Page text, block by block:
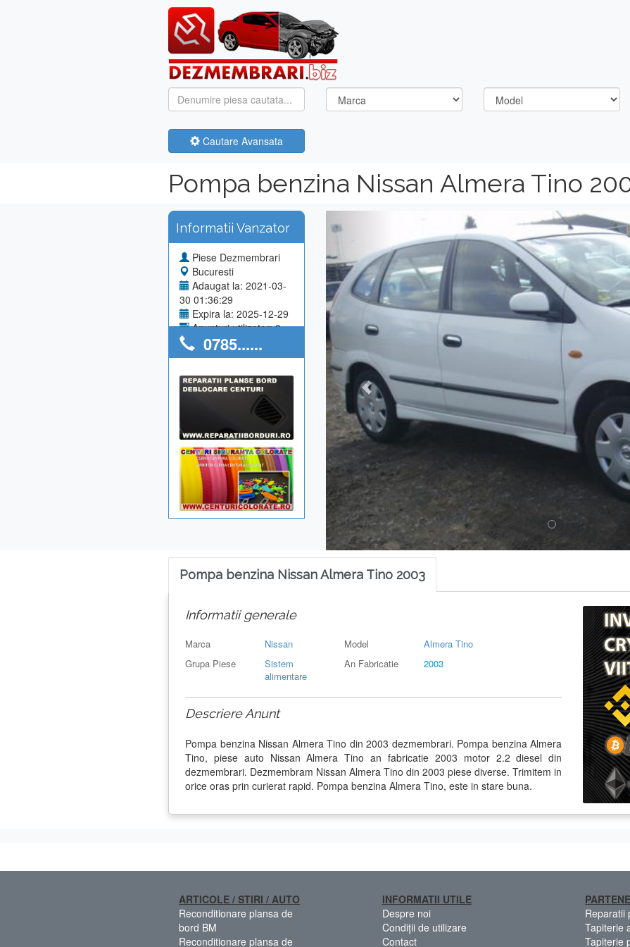
Cautare Avansata
Pompa benzina Nissan Almera Tino
Informatii Vanzator
Piese Dezmembrari
Bucuresti
Adaugat la: 2021-03-
30 01:36:29
Expira la: 2025-12-29
Anunturi utilizator: 0
0785......
Pompa benzina Nissan Almera Tino 2003
Informatii generale
Marca Nissan Model
Almera Tino
Grupa Piese
Sistem
alimentare
An Fabricatie 2003
Descriere Anunt
Pompa benzina Nissan Almera Tino din 2003 dezmembrari. Pompa benzina Almera
Tino, piese auto Nissan Almera Tino an fabricatie 2003 motor 2.2 diesel din
dezmembrari. Dezmembram Nissan Almera Tino din 2003 piese diverse. Trimitem in
orice oras prin curierat rapid. Pompa benzina Almera Tino, este in stare buna.
ARTICOLE / STIRI / AUTO
Reconditionare plansa de
bord BM
Reconditionare plansa de
INFORMATII UTILE
Despre noi
Condiții de utilizare
Contact
Reparatii
Tapiterie
Tapiterie